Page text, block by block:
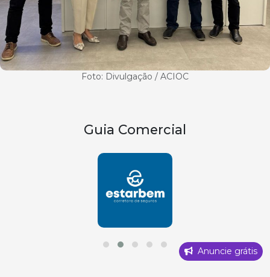
Foto: Divulgação / ACIOC
Guia Comercial
Anuncie grátis